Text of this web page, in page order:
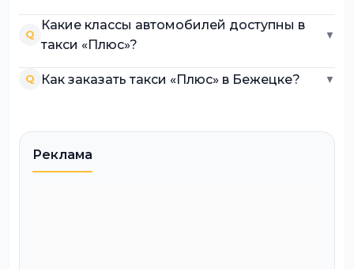
Q
Какие классы автомобилей доступны в
такси «Плюс»?
▼
Q Как заказать такси «Плюс» в Бежецке? ▼
Реклама